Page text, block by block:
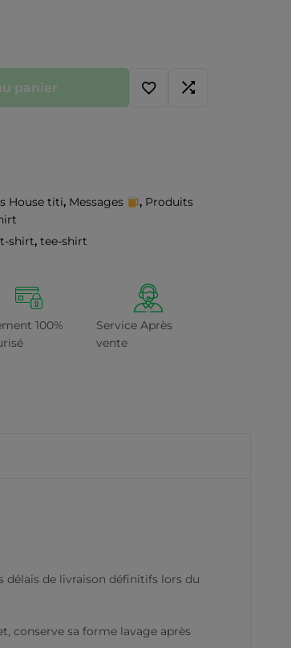
panier
House titi, Messages , Produits
t-shirt, tee-shirt
100%
Service Après
vente
délais de livraison définitifs lors du
conserve sa forme lavage après